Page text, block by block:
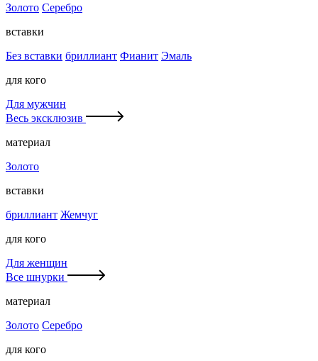
Золото Серебро
вставки
Без вставки бриллиант Фианит Эмаль
для кого
Для мужчин
Весь эксклюзив
материал
Золото
вставки
бриллиант Жемчуг
для кого
Для женщин
Все шнурки
материал
Золото Серебро
для кого